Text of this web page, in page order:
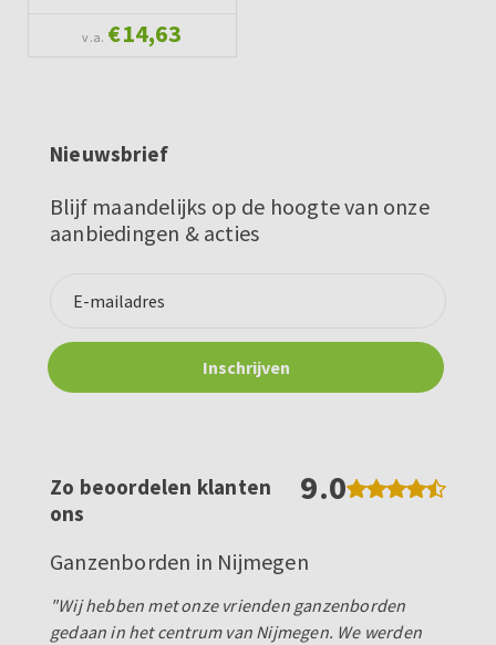
v.a. €14,63
Nieuwsbrief
Blijf maandelijks op de hoogte van onze
aanbiedingen & acties
Zo beoordelen klanten
ons
9.0
Ganzenborden in Nijmegen
"Wij hebben met onze vrienden ganzenborden
gedaan in het centrum van Nijmegen. We werden